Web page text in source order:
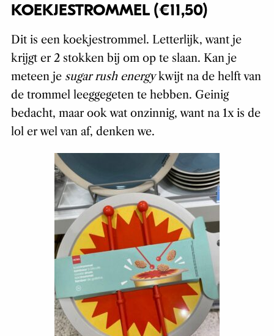
KOEKJESTROMMEL (€11,50)
Dit is een koekjestrommel. Letterlijk, want je
krijgt er 2 stokken bij om op te slaan. Kan je
meteen je sugar rush energykwijt na de helft van
de trommel leeggegeten te hebben. Geinig
bedacht, maar ook wat onzinnig, want na 1x is de
lol er wel van af, denken we.